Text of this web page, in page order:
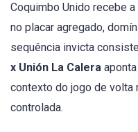
Coquimbo Unido recebe
no placar agregado,
sequência invicta
x Unión La Calera
contexto do jogo de volta
controlada.